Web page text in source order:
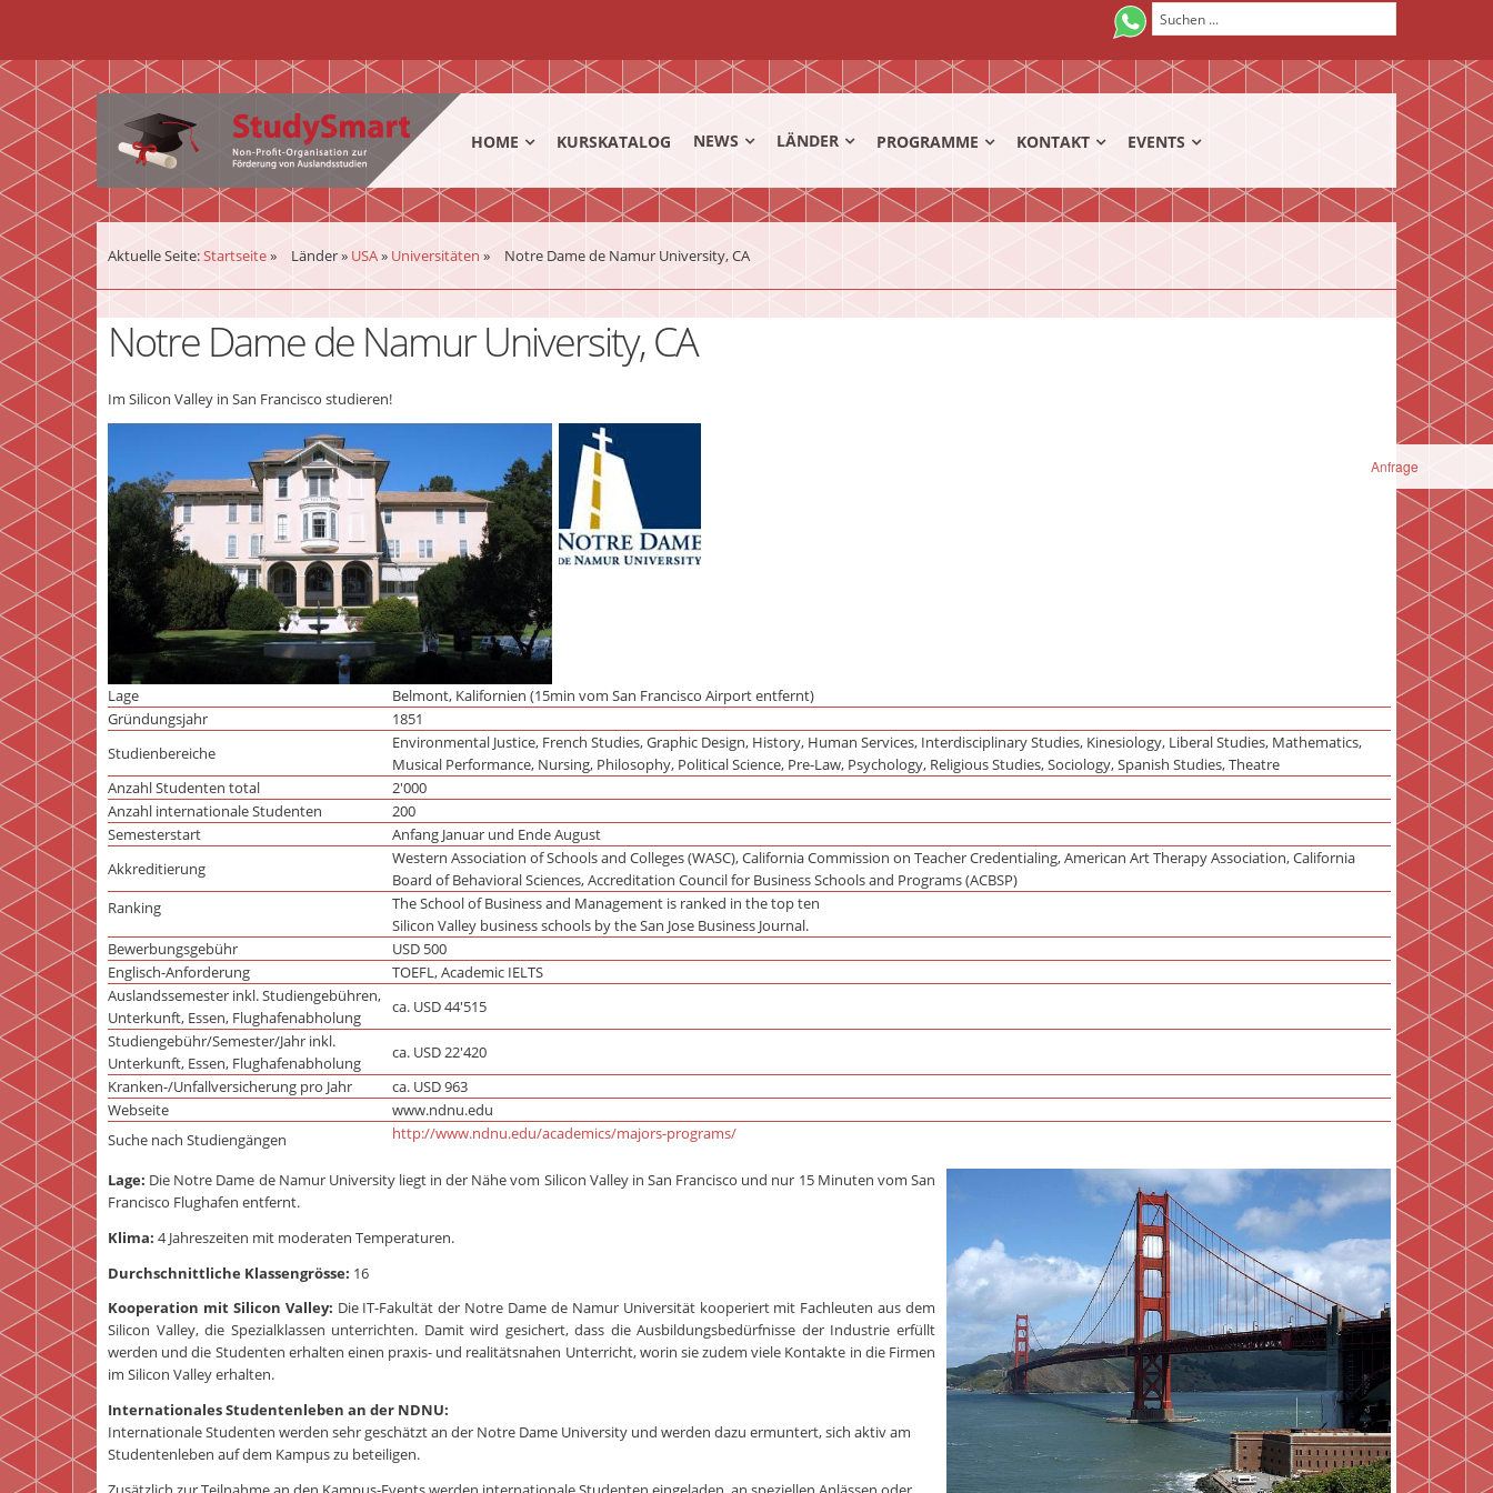
HOME KURSKATALOG NEWS LÄNDER PROGRAMME KONTAKT EVENTS
Anfrage
Aktuelle Seite:Startseite» Länder» USA» Universitäten » Notre Dame de Namur University, CA
Notre Dame de Namur University, CA
Im Silicon Valley in San Francisco studieren!
Lage
Belmont, Kalifornien (15min vom San Francisco Airport entfernt)
Gründungsjahr
1851
Studienbereiche
Environmental Justice, French Studies, Graphic Design, History, Human Services, Interdisciplinary Studies, Kinesiology, Liberal Studies, Mathematics,
Musical Performance, Nursing, Philosophy, Political Science, Pre-Law, Psychology, Religious Studies, Sociology, Spanish Studies, Theatre
Anzahl Studenten total
2'000
Anzahl internationale Studenten
200
Semesterstart
Anfang Januar und Ende August
Akkreditierung
Western Association of Schools and Colleges (WASC), California Commission on Teacher Credentialing, American Art Therapy Association, California
Board of Behavioral Sciences, Accreditation Council for Business Schools and Programs (ACBSP)
Ranking
The School of Business and Management is ranked in the top ten
Silicon Valley business schools by the San Jose Business Journal.
Bewerbungsgebühr
USD 500
Englisch-Anforderung
TOEFL, Academic IELTS
Auslandssemester inkl. Studiengebühren,
Unterkunft, Essen, Flughafenabholung
ca. USD 44'515
Studiengebühr/Semester/Jahr inkl.
Unterkunft, Essen, Flughafenabholung
ca. USD 22'420
Kranken-/Unfallversicherung pro Jahr
ca. USD 963
Webseite
www.ndnu.edu
Suche nach Studiengängen
http://www.ndnu.edu/academics/majors-programs/
Lage: Die Notre Dame de Namur University liegt in der Nähe vom Silicon Valley in San Francisco und nur 15 Minuten vom San
Francisco Flughafen entfernt.
Klima: 4 Jahreszeiten mit moderaten Temperaturen.
Durchschnittliche Klassengrösse: 16
Kooperation mit Silicon Valley: Die IT-Fakultät der Notre Dame de Namur Universität kooperiert mit Fachleuten aus dem
Silicon Valley, die Spezialklassen unterrichten. Damit wird gesichert, dass die Ausbildungsbedürfnisse der Industrie erfüllt
werden und die Studenten erhalten einen praxis- und realitätsnahen Unterricht, worin sie zudem viele Kontakte in die Firmen
im Silicon Valley erhalten.
Internationales Studentenleben an der NDNU:
Internationale Studenten werden sehr geschätzt an der Notre Dame University und werden dazu ermuntert, sich aktiv am
Studentenleben auf dem Kampus zu beteiligen.